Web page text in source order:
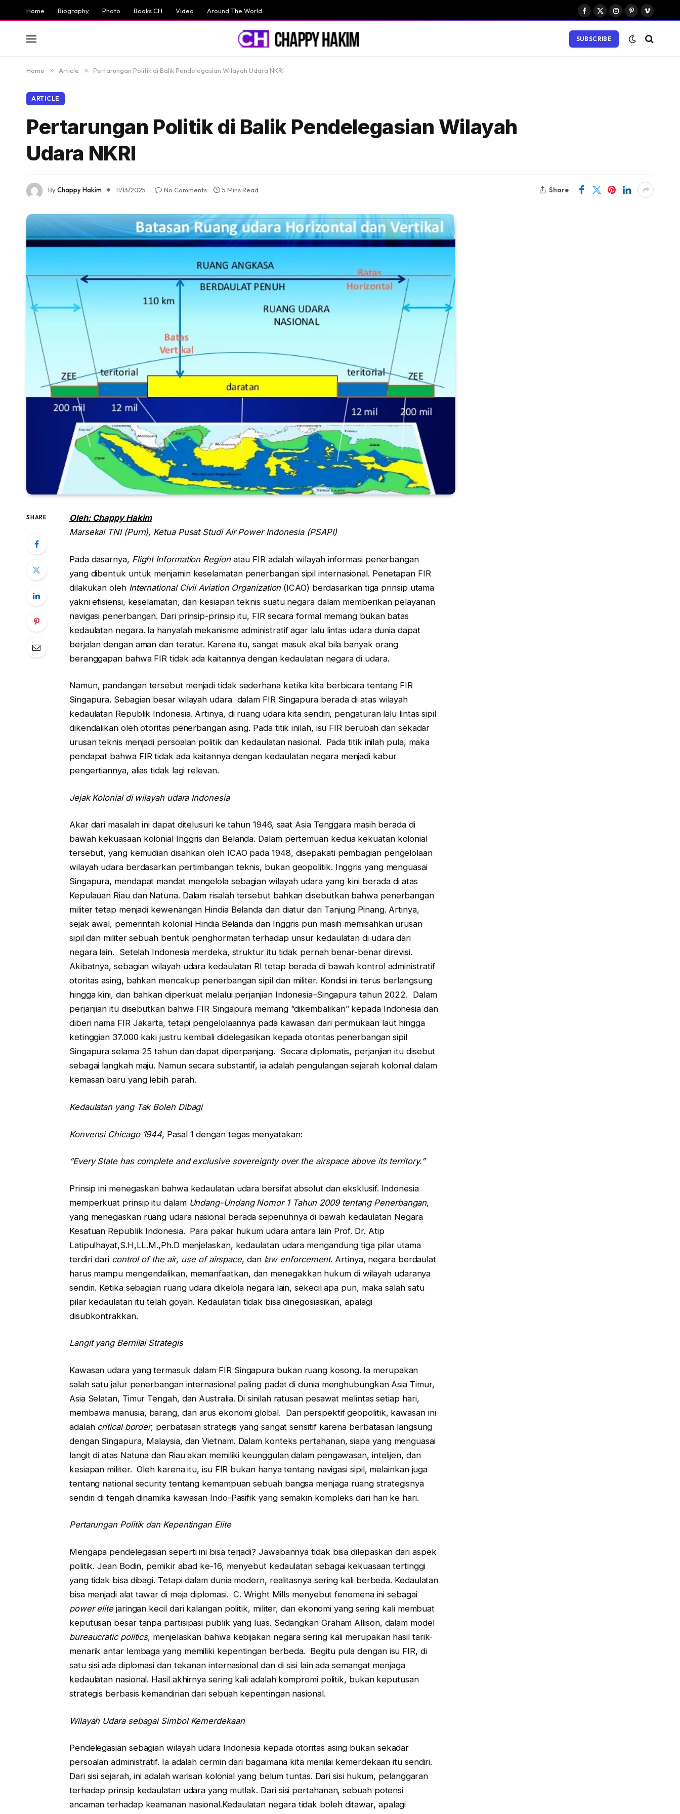
Home Biography Photo Books CH Video Around The World
Facebook
X
Instagram
PinterestVimeo
SUBSCRIBE
Home » Article » Pertarungan Politik di Balik Pendelegasian Wilayah Udara NKRI
ARTICLE
Pertarungan Politik di Balik Pendelegasian Wilayah
Udara NKRI
ByChappy Hakim 11/13/2025 No Comments 5 Mins Read Share
SHARE
Oleh: Chappy Hakim
Marsekal TNI (Purn), Ketua Pusat Studi Air Power Indonesia (PSAPI)
Pada dasarnya, Flight Information Regionatau FIR adalah wilayah informasi penerbangan
yang dibentuk untuk menjamin keselamatan penerbangan sipil internasional. Penetapan FIR
dilakukan oleh International Civil Aviation Organization (ICAO) berdasarkan tiga prinsip utama
yakni efisiensi, keselamatan, dan kesiapan teknis suatu negara dalam memberikan pelayanan
navigasi penerbangan. Dari prinsip-prinsip itu, FIR secara formal memang bukan batas
kedaulatan negara. Ia hanyalah mekanisme administratif agar lalu lintas udara dunia dapat
berjalan dengan aman dan teratur. Karena itu, sangat masuk akal bila banyak orang
beranggapan bahwa FIR tidak ada kaitannya dengan kedaulatan negara di udara.
Namun, pandangan tersebut menjadi tidak sederhana ketika kita berbicara tentang FIR
Singapura. Sebagian besar wilayah udara dalam FIR Singapura berada di atas wilayah
kedaulatan Republik Indonesia. Artinya, di ruang udara kita sendiri, pengaturan lalu lintas sipil
dikendalikan oleh otoritas penerbangan asing. Pada titik inilah, isu FIR berubah dari sekadar
urusan teknis menjadi persoalan politik dan kedaulatan nasional. Pada titik inilah pula, maka
pendapat bahwa FIR tidak ada kaitannya dengan kedaulatan negara menjadi kabur
pengertiannya, alias tidak lagi relevan.
Jejak Kolonial di wilayah udara Indonesia
Akar dari masalah ini dapat ditelusuri ke tahun 1946, saat Asia Tenggara masih berada di
bawah kekuasaan kolonial Inggris dan Belanda. Dalam pertemuan kedua kekuatan kolonial
tersebut, yang kemudian disahkan oleh ICAO pada 1948, disepakati pembagian pengelolaan
wilayah udara berdasarkan pertimbangan teknis, bukan geopolitik. Inggris yang menguasai
Singapura, mendapat mandat mengelola sebagian wilayah udara yang kini berada di atas
Kepulauan Riau dan Natuna. Dalam risalah tersebut bahkan disebutkan bahwa penerbangan
militer tetap menjadi kewenangan Hindia Belanda dan diatur dari Tanjung Pinang. Artinya,
sejak awal, pemerintah kolonial Hindia Belanda dan Inggris pun masih memisahkan urusan
sipil dan militer sebuah bentuk penghormatan terhadap unsur kedaulatan di udara dari
negara lain. Setelah Indonesia merdeka, struktur itu tidak pernah benar-benar direvisi.
Akibatnya, sebagian wilayah udara kedaulatan RI tetap berada di bawah kontrol administratif
otoritas asing, bahkan mencakup penerbangan sipil dan militer. Kondisi ini terus berlangsung
hingga kini, dan bahkan diperkuat melalui perjanjian Indonesia–Singapura tahun 2022. Dalam
perjanjian itu disebutkan bahwa FIR Singapura memang “dikembalikan” kepada Indonesia dan
diberi nama FIR Jakarta, tetapi pengelolaannya pada kawasan dari permukaan laut hingga
ketinggian 37.000 kaki justru kembali didelegasikan kepada otoritas penerbangan sipil
Singapura selama 25 tahun dan dapat diperpanjang. Secara diplomatis, perjanjian itu disebut
sebagai langkah maju. Namun secara substantif, ia adalah pengulangan sejarah kolonial dalam
kemasan baru yang lebih parah.
Kedaulatan yang Tak Boleh Dibagi
Konvensi Chicago 1944, Pasal 1 dengan tegas menyatakan:
“Every State has complete and exclusive sovereignty over the airspace above its territory.”
Prinsip ini menegaskan bahwa kedaulatan udara bersifat absolut dan eksklusif. Indonesia
memperkuat prinsip itu dalam Undang-Undang Nomor 1 Tahun 2009 tentang Penerbangan,
yang menegaskan ruang udara nasional berada sepenuhnya di bawah kedaulatan Negara
Kesatuan Republik Indonesia. Para pakar hukum udara antara lain Prof. Dr. Atip
Latipulhayat,S.H,LL.M.,Ph.D menjelaskan, kedaulatan udara mengandung tiga pilar utama
terdiri dari control of the air, use of airspace, dan law enforcement. Artinya, negara berdaulat
harus mampu mengendalikan, memanfaatkan, dan menegakkan hukum di wilayah udaranya
sendiri. Ketika sebagian ruang udara dikelola negara lain, sekecil apa pun, maka salah satu
pilar kedaulatan itu telah goyah. Kedaulatan tidak bisa dinegosiasikan, apalagi
disubkontrakkan.
Langit yang Bernilai Strategis
Kawasan udara yang termasuk dalam FIR Singapura bukan ruang kosong. Ia merupakan
salah satu jalur penerbangan internasional paling padat di dunia menghubungkan Asia Timur,
Asia Selatan, Timur Tengah, dan Australia. Di sinilah ratusan pesawat melintas setiap hari,
membawa manusia, barang, dan arus ekonomi global. Dari perspektif geopolitik, kawasan ini
adalah critical border, perbatasan strategis yang sangat sensitif karena berbatasan langsung
dengan Singapura, Malaysia, dan Vietnam. Dalam konteks pertahanan, siapa yang menguasai
langit di atas Natuna dan Riau akan memiliki keunggulan dalam pengawasan, intelijen, dan
kesiapan militer. Oleh karena itu, isu FIR bukan hanya tentang navigasi sipil, melainkan juga
tentang national security tentang kemampuan sebuah bangsa menjaga ruang strategisnya
sendiri di tengah dinamika kawasan Indo-Pasifik yang semakin kompleks dari hari ke hari.
Pertarungan Politik dan Kepentingan Elite
Mengapa pendelegasian seperti ini bisa terjadi? Jawabannya tidak bisa dilepaskan dari aspek
politik. Jean Bodin, pemikir abad ke-16, menyebut kedaulatan sebagai kekuasaan tertinggi
yang tidak bisa dibagi. Tetapi dalam dunia modern, realitasnya sering kali berbeda. Kedaulatan
bisa menjadi alat tawar di meja diplomasi. C. Wright Mills menyebut fenomena ini sebagai
power elitejaringan kecil dari kalangan politik, militer, dan ekonomi yang sering kali membuat
keputusan besar tanpa partisipasi publik yang luas. Sedangkan Graham Allison, dalam model
bureaucratic politics, menjelaskan bahwa kebijakan negara sering kali merupakan hasil tarik-
menarik antar lembaga yang memiliki kepentingan berbeda. Begitu pula dengan isu FIR, di
satu sisi ada diplomasi dan tekanan internasional dan di sisi lain ada semangat menjaga
kedaulatan nasional. Hasil akhirnya sering kali adalah kompromi politik, bukan keputusan
strategis berbasis kemandirian dari sebuah kepentingan nasional.
Wilayah Udara sebagai Simbol Kemerdekaan
Pendelegasian sebagian wilayah udara Indonesia kepada otoritas asing bukan sekadar
persoalan administratif. Ia adalah cermin dari bagaimana kita menilai kemerdekaan itu sendiri.
Dari sisi sejarah, ini adalah warisan kolonial yang belum tuntas. Dari sisi hukum, pelanggaran
terhadap prinsip kedaulatan udara yang mutlak. Dari sisi pertahanan, sebuah potensi
ancaman terhadap keamanan nasional.Kedaulatan negara tidak boleh ditawar, apalagi